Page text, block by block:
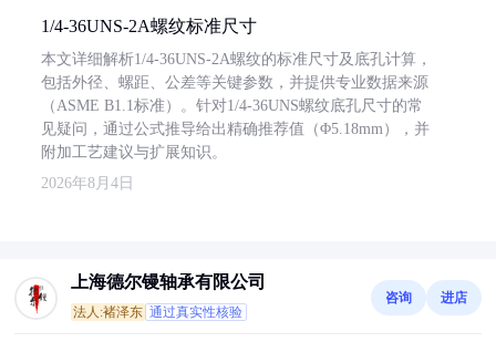
1/4-36UNS-2A螺纹标准尺寸
本文详细解析1/4-36UNS-2A螺纹的标准尺寸及底孔计算，
包括外径、螺距、公差等关键参数，并提供专业数据来源
（ASME B1.1标准）。针对1/4-36UNS螺纹底孔尺寸的常
见疑问，通过公式推导给出精确推荐值（Φ5.18mm），并
附加工艺建议与扩展知识。
2026年8月4日
上海德尔镘轴承有限公司
法人:褚泽东 通过真实性核验
咨询 进店